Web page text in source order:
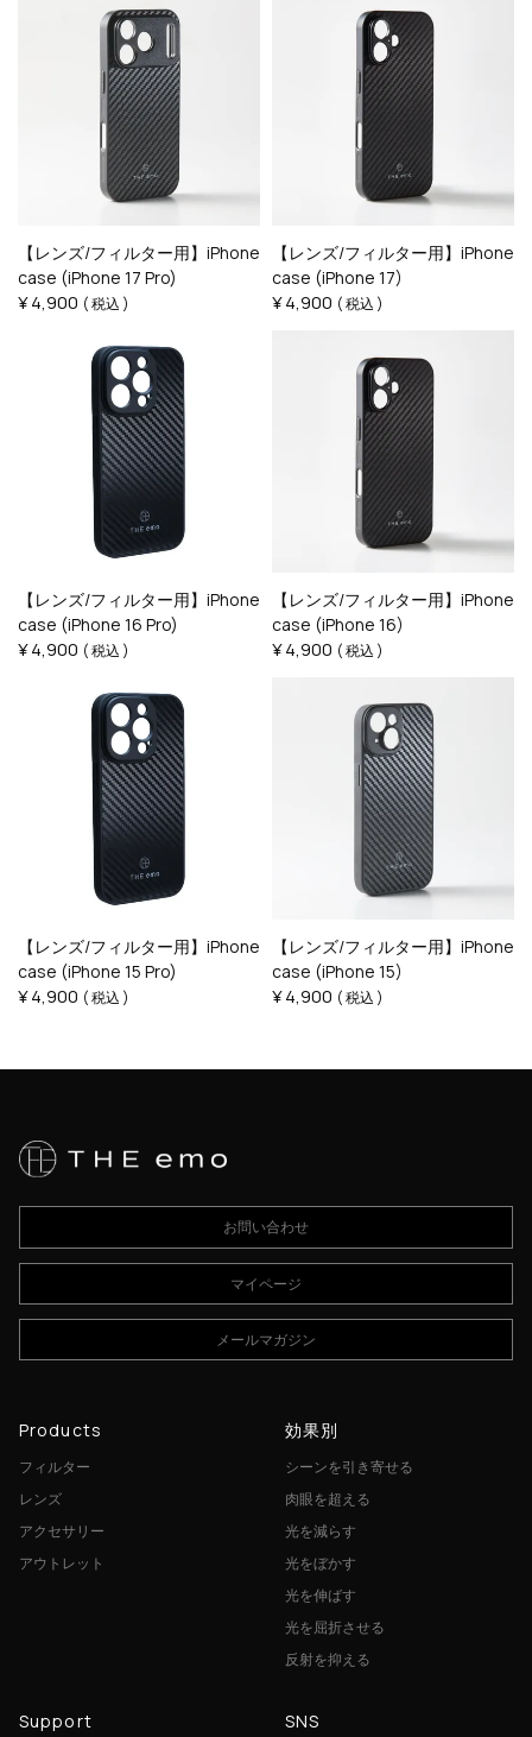
【レンズ/フィルター用】iPhone
case (iPhone 17 Pro)
¥4,900 税込
【レンズ/フィルター用】iPhone
case (iPhone 17)
¥4,900 税込
【レンズ/フィルター用】iPhone
case (iPhone 16 Pro)
¥4,900 税込
【レンズ/フィルター用】iPhone
case (iPhone 16)
¥4,900 税込
【レンズ/フィルター用】iPhone
case (iPhone 15 Pro)
¥4,900 税込
【レンズ/フィルター用】iPhone
case (iPhone 15)
¥4,900 税込
お問い合わせ
マイページ
メールマガジン
Products
フィルター
レンズ
アクセサリー
アウトレット
効果別
シーンを引き寄せる
肉眼を超える
光を減らす
光をぼかす
光を伸ばす
光を屈折させる
反射を抑える
Support SNS